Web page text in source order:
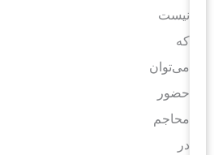
نیست
می‌توان
حضور
محاجم